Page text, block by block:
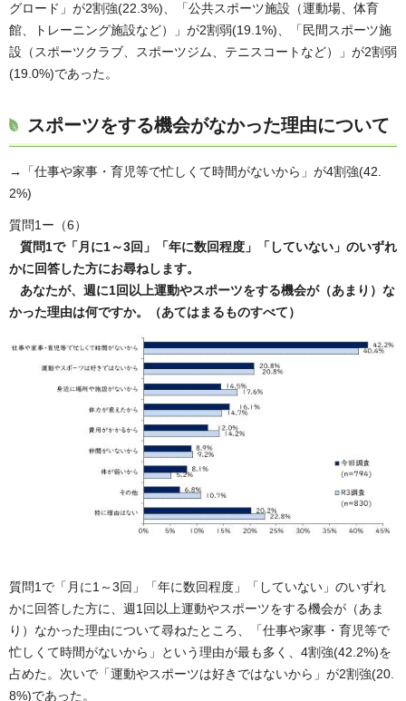
グロード」が2割強(22.3%)、「公共スポーツ施設（運動場、体育
館、トレーニング施設など）」が2割弱(19.1%)、「民間スポーツ施
設（スポーツクラブ、スポーツジム、テニスコートなど）」が2割弱
(19.0%)であった。
スポーツをする機会がなかった理由について
→「仕事や家事・育児等で忙しくて時間がないから」が4割強(42.
2%)
質問1ー（6）
質問1で「月に1～3回」「年に数回程度」「していない」のいずれ
かに回答した方にお尋ねします。
あなたが、週に1回以上運動やスポーツをする機会が（あまり）な
かった理由は何ですか。（あてはまるものすべて）
質問1で「月に1～3回」「年に数回程度」「していない」のいずれ
かに回答した方に、週1回以上運動やスポーツをする機会が（あま
り）なかった理由について尋ねたところ、「仕事や家事・育児等で
忙しくて時間がないから」という理由が最も多く、4割強(42.2%)を
占めた。次いで「運動やスポーツは好きではないから」が2割強(20.
8%)であった。